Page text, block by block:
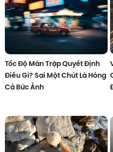
Tốc Độ Màn Trập Quyết Định
Điều Gì? Sai Một Chút Là Hỏng
Cả Bức Ảnh